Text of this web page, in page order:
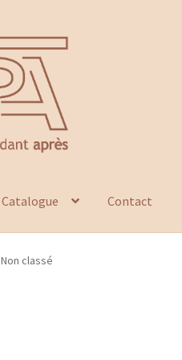
Catalogue Contact
Non classé